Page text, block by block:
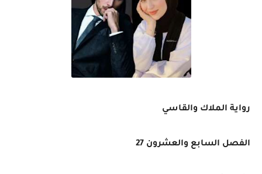
رواية الملاك والقاسي
الفصل السابع والعشرون 27